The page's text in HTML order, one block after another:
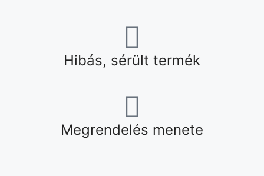
Hibás, sérült termék
Megrendelés menete